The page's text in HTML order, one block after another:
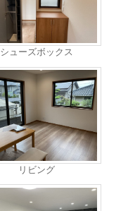
シューズボックス
リビング